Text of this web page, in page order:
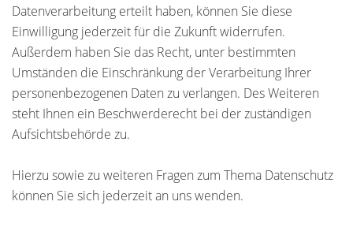
Datenverarbeitung erteilt haben, können Sie diese
Einwilligung jederzeit für die Zukunft widerrufen.
Außerdem haben Sie das Recht, unter bestimmten
Umständen die Einschränkung der Verarbeitung Ihrer
personenbezogenen Daten zu verlangen. Des Weiteren
steht Ihnen ein Beschwerderecht bei der zuständigen
Aufsichtsbehörde zu.
Hierzu sowie zu weiteren Fragen zum Thema Datenschutz
können Sie sich jederzeit an uns wenden.